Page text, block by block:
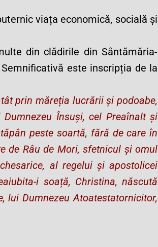
viața economică, socială și
din clădirile din Sântămăria-
este inscripția de la
prin măreția lucrării și podoabe,
Însuși, cel Preaînalt și
peste soartă, fără de care în
de Râu de Mori, sfetnicul și omul
al regelui și apostolicei
i soață, Christina, născută
lui Dumnezeu Atoatestatornicitor,